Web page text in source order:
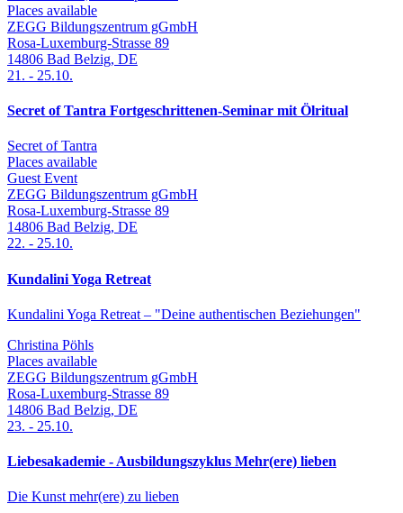
Places available
ZEGG Bildungszentrum gGmbH
Rosa-Luxemburg-Strasse 89
14806 Bad Belzig, DE
21. - 25.10.
Secret of Tantra Fortgeschrittenen-Seminar mit Ölritual
Secret of Tantra
Places available
Guest Event
ZEGG Bildungszentrum gGmbH
Rosa-Luxemburg-Strasse 89
14806 Bad Belzig, DE
22. - 25.10.
Kundalini Yoga Retreat
Kundalini Yoga Retreat – "Deine authentischen Beziehungen"
Christina Pöhls
Places available
ZEGG Bildungszentrum gGmbH
Rosa-Luxemburg-Strasse 89
14806 Bad Belzig, DE
23. - 25.10.
Liebesakademie - Ausbildungszyklus Mehr(ere) lieben
Die Kunst mehr(ere) zu lieben